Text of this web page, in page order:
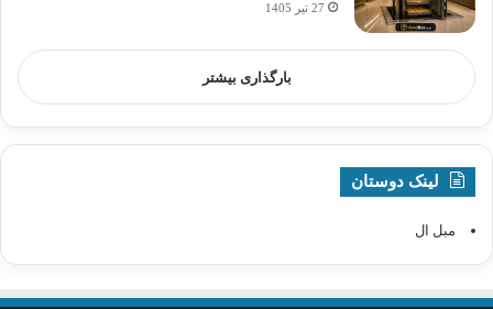
27 تیر 1405
بارگذاری بیشتر
لینک دوستان
مبل ال